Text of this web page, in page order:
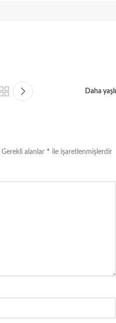
Daha yaşlı
Gerekli alanlar * ile işaretlenmişlerdir